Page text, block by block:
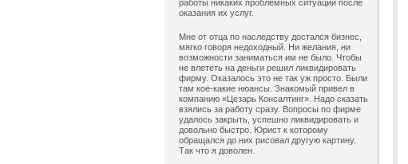
работы никаких проблемных ситуаций после
оказания их услуг.
Мне от отца по наследству достался бизнес,
мягко говоря недоходный. Ни желания, ни
возможности заниматься им не было. Чтобы
не влететь на деньги решил ликвидировать
фирму. Оказалось это не так уж просто. Были
там кое-какие нюансы. Знакомый привел в
компанию «Цезарь Консалтинг». Надо сказать
взялись за работу сразу. Вопросы по фирме
удалось закрыть, успешно ликвидировать и
довольно быстро. Юрист к которому
обращался до них рисовал другую картину.
Так что я доволен.